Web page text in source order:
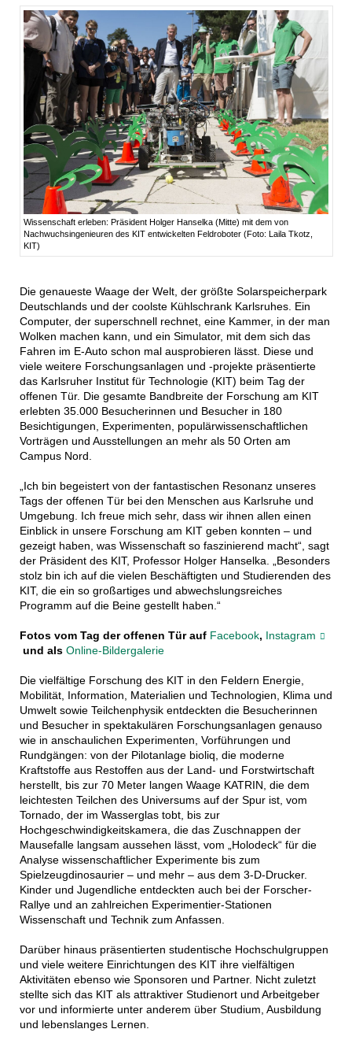
Wissenschaft erleben: Präsident Holger Hanselka (Mitte) mit dem von
Nachwuchsingenieuren des KIT entwickelten Feldroboter (Foto: Laila Tkotz,
KIT)
Die genaueste Waage der Welt, der größte Solarspeicherpark
Deutschlands und der coolste Kühlschrank Karlsruhes. Ein
Computer, der superschnell rechnet, eine Kammer, in der man
Wolken machen kann, und ein Simulator, mit dem sich das
Fahren im E-Auto schon mal ausprobieren lässt. Diese und
viele weitere Forschungsanlagen und -projekte präsentierte
das Karlsruher Institut für Technologie (KIT) beim Tag der
offenen Tür. Die gesamte Bandbreite der Forschung am KIT
erlebten 35.000 Besucherinnen und Besucher in 180
Besichtigungen, Experimenten, populärwissenschaftlichen
Vorträgen und Ausstellungen an mehr als 50 Orten am
Campus Nord.
„Ich bin begeistert von der fantastischen Resonanz unseres
Tags der offenen Tür bei den Menschen aus Karlsruhe und
Umgebung. Ich freue mich sehr, dass wir ihnen allen einen
Einblick in unsere Forschung am KIT geben konnten – und
gezeigt haben, was Wissenschaft so faszinierend macht“, sagt
der Präsident des KIT, Professor Holger Hanselka. „Besonders
stolz bin ich auf die vielen Beschäftigten und Studierenden des
KIT, die ein so großartiges und abwechslungsreiches
Programm auf die Beine gestellt haben.“
Fotos vom Tag der offenen Tür auf Facebook, Instagram
und als Online-Bildergalerie
Die vielfältige Forschung des KIT in den Feldern Energie,
Mobilität, Information, Materialien und Technologien, Klima und
Umwelt sowie Teilchenphysik entdeckten die Besucherinnen
und Besucher in spektakulären Forschungsanlagen genauso
wie in anschaulichen Experimenten, Vorführungen und
Rundgängen: von der Pilotanlage bioliq, die moderne
Kraftstoffe aus Restoffen aus der Land- und Forstwirtschaft
herstellt, bis zur 70 Meter langen Waage KATRIN, die dem
leichtesten Teilchen des Universums auf der Spur ist, vom
Tornado, der im Wasserglas tobt, bis zur
Hochgeschwindigkeitskamera, die das Zuschnappen der
Mausefalle langsam aussehen lässt, vom „Holodeck“ für die
Analyse wissenschaftlicher Experimente bis zum
Spielzeugdinosaurier – und mehr – aus dem 3-D-Drucker.
Kinder und Jugendliche entdeckten auch bei der Forscher-
Rallye und an zahlreichen Experimentier-Stationen
Wissenschaft und Technik zum Anfassen.
Darüber hinaus präsentierten studentische Hochschulgruppen
und viele weitere Einrichtungen des KIT ihre vielfältigen
Aktivitäten ebenso wie Sponsoren und Partner. Nicht zuletzt
stellte sich das KIT als attraktiver Studienort und Arbeitgeber
vor und informierte unter anderem über Studium, Ausbildung
und lebenslanges Lernen.